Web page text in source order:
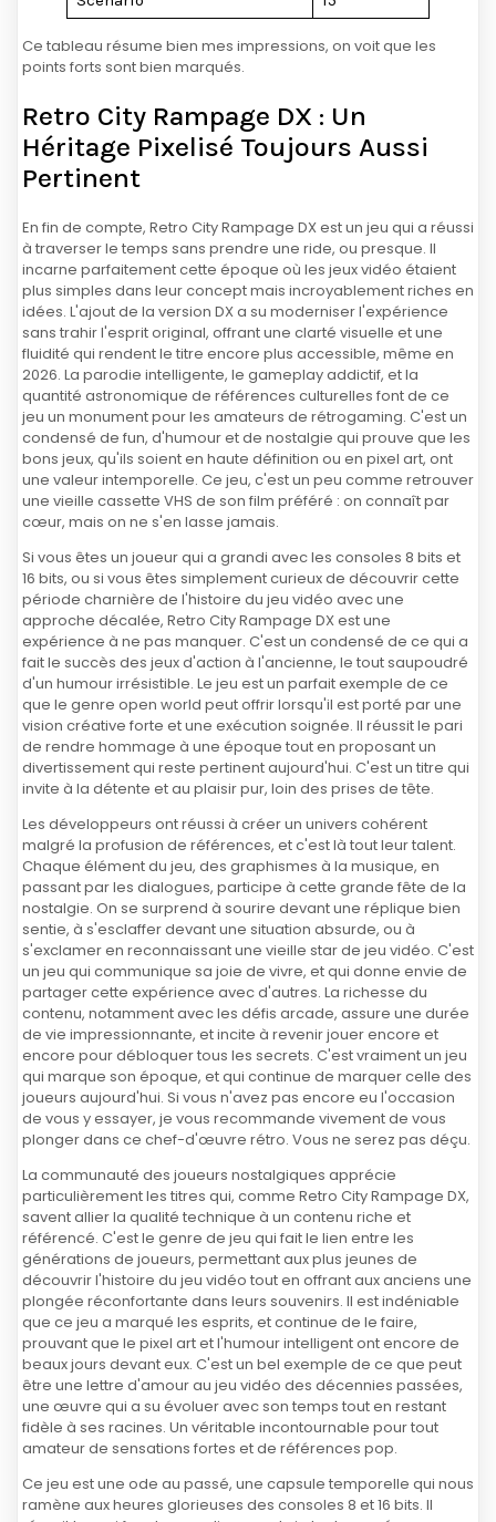
Ce tableau résume bien mes impressions, on voit que les
points forts sont bien marqués.
Retro City Rampage DX : Un
Héritage Pixelisé Toujours Aussi
Pertinent
En fin de compte, Retro City Rampage DX est un jeu qui a réussi
à traverser le temps sans prendre une ride, ou presque. Il
incarne parfaitement cette époque où les jeux vidéo étaient
plus simples dans leur concept mais incroyablement riches en
idées. L'ajout de la version DX a su moderniser l'expérience
sans trahir l'esprit original, offrant une clarté visuelle et une
fluidité qui rendent le titre encore plus accessible, même en
2026. La parodie intelligente, le gameplay addictif, et la
quantité astronomique de références culturelles font de ce
jeu un monument pour les amateurs de rétrogaming. C'est un
condensé de fun, d'humour et de nostalgie qui prouve que les
bons jeux, qu'ils soient en haute définition ou en pixel art, ont
une valeur intemporelle. Ce jeu, c'est un peu comme retrouver
une vieille cassette VHS de son film préféré : on connaît par
cœur, mais on ne s'en lasse jamais.
Si vous êtes un joueur qui a grandi avec les consoles 8 bits et
16 bits, ou si vous êtes simplement curieux de découvrir cette
période charnière de l'histoire du jeu vidéo avec une
approche décalée, Retro City Rampage DX est une
expérience à ne pas manquer. C'est un condensé de ce qui a
fait le succès des jeux d'action à l'ancienne, le tout saupoudré
d'un humour irrésistible. Le jeu est un parfait exemple de ce
que le genre open world peut offrir lorsqu'il est porté par une
vision créative forte et une exécution soignée. Il réussit le pari
de rendre hommage à une époque tout en proposant un
divertissement qui reste pertinent aujourd'hui. C'est un titre qui
invite à la détente et au plaisir pur, loin des prises de tête.
Les développeurs ont réussi à créer un univers cohérent
malgré la profusion de références, et c'est là tout leur talent.
Chaque élément du jeu, des graphismes à la musique, en
passant par les dialogues, participe à cette grande fête de la
nostalgie. On se surprend à sourire devant une réplique bien
sentie, à s'esclaffer devant une situation absurde, ou à
s'exclamer en reconnaissant une vieille star de jeu vidéo. C'est
un jeu qui communique sa joie de vivre, et qui donne envie de
partager cette expérience avec d'autres. La richesse du
contenu, notamment avec les défis arcade, assure une durée
de vie impressionnante, et incite à revenir jouer encore et
encore pour débloquer tous les secrets. C'est vraiment un jeu
qui marque son époque, et qui continue de marquer celle des
joueurs aujourd'hui. Si vous n'avez pas encore eu l'occasion
de vous y essayer, je vous recommande vivement de vous
plonger dans ce chef-d'œuvre rétro. Vous ne serez pas déçu.
La communauté des joueurs nostalgiques apprécie
particulièrement les titres qui, comme Retro City Rampage DX,
savent allier la qualité technique à un contenu riche et
référencé. C'est le genre de jeu qui fait le lien entre les
générations de joueurs, permettant aux plus jeunes de
découvrir l'histoire du jeu vidéo tout en offrant aux anciens une
plongée réconfortante dans leurs souvenirs. Il est indéniable
que ce jeu a marqué les esprits, et continue de le faire,
prouvant que le pixel art et l'humour intelligent ont encore de
beaux jours devant eux. C'est un bel exemple de ce que peut
être une lettre d'amour au jeu vidéo des décennies passées,
une œuvre qui a su évoluer avec son temps tout en restant
fidèle à ses racines. Un véritable incontournable pour tout
amateur de sensations fortes et de références pop.
Ce jeu est une ode au passé, une capsule temporelle qui nous
ramène aux heures glorieuses des consoles 8 et 16 bits. Il